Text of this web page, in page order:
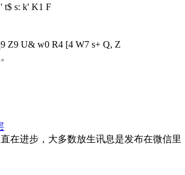
' t$ s: k' K1 F
Z9 U& w0 R4 [4 W7 s+ Q, Z
在进步，大多数放生讯息是发布在微信